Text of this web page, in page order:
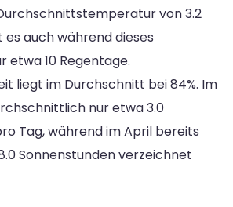
von 3.2
es auch während dieses
etwa 10 Regentage.
liegt im Durchschnitt bei 84%. Im
nur etwa 3.0
Tag, während im April bereits
Sonnenstunden verzeichnet